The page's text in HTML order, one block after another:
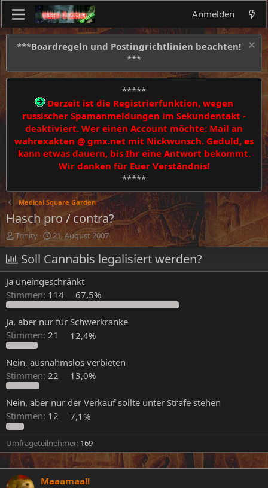
Anmelden
***Boardregeln und Postingrichtlinien beachten!
***
*****
Derzeit ist die Registrierfunktion, wegen
russischer Spamanmeldungen im Sekundentakt -
deaktiviert. Wer einen Account möchte: Mail an
wahrexakten @ gmx.net mit Nickwunsch. Geduld, es
kann etwas dauern, bis Ihr eine Antwort bekommt.
Wir danken für Euer Verständnis!
*****
Medical Square Garden
Hasch pro / contra?
E
r
s
t
e
l
e
Trinity
E
r
s
t
e
l
l
t
a
m
21. August 2007
Soll Cannabis legalisiert werden?
Ja uneingeschränkt
Stimmen: 114 67,5%
Ja, aber nur für Schwerkranke
Stimmen: 21 12,4%
Nein, ausnahmslos verbieten
Stimmen: 22 13,0%
Nein, aber nur der Verkauf sollte unter Strafe stehen
Stimmen: 12 7,1%
Umfrageteilnehmer 169
Maaamaa!!